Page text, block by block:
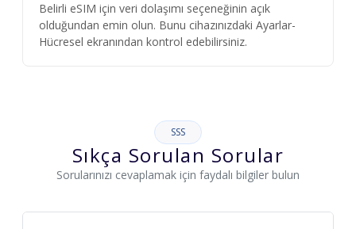
Belirli eSIM için veri dolaşımı seçeneğinin açık
olduğundan emin olun. Bunu cihazınızdaki Ayarlar-
Hücresel ekranından kontrol edebilirsiniz.
SSS
Sıkça Sorulan Sorular
Sorularınızı cevaplamak için faydalı bilgiler bulun